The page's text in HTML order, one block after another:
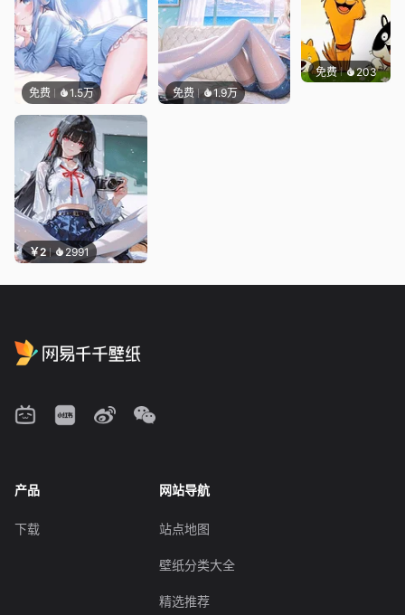
免费 1.5万 免费 1.9万
￥2 2991
免费 203渔小小
产品
下载
网站导航
站点地图
壁纸分类大全
精选推荐